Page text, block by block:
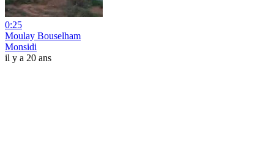
0:25
Moulay Bouselham
Monsidi
il y a 20 ans